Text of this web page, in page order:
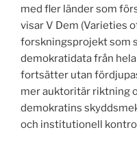
med fler länder som
visar V Dem (Varieties
forskningsprojekt som
demokratidata från
fortsätter utan
mer auktoritär riktning
demokratins
och institutionell